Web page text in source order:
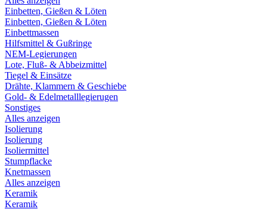
Einbetten, Gießen & Löten
Einbetten, Gießen & Löten
Einbettmassen
Hilfsmittel & Gußringe
NEM-Legierungen
Lote, Fluß- & Abbeizmittel
Tiegel & Einsätze
Drähte, Klammern & Geschiebe
Gold- & Edelmetalllegierugen
Sonstiges
Alles anzeigen
Isolierung
Isolierung
Isoliermittel
Stumpflacke
Knetmassen
Alles anzeigen
Keramik
Keramik